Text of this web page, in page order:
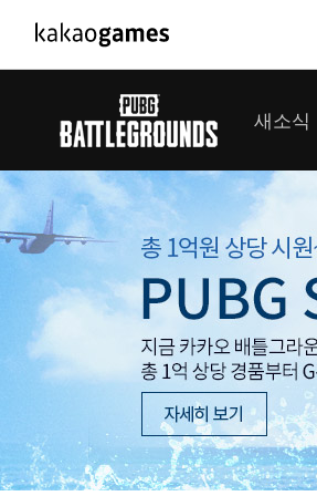
PC/모바일게임
도깨비의세계
오딘: 발할라 라이징
아키에이지 워
아레스 : 라이즈 오브 가디언즈
새소식
공지사항
GM소식
이벤트
업데이트
대회소식